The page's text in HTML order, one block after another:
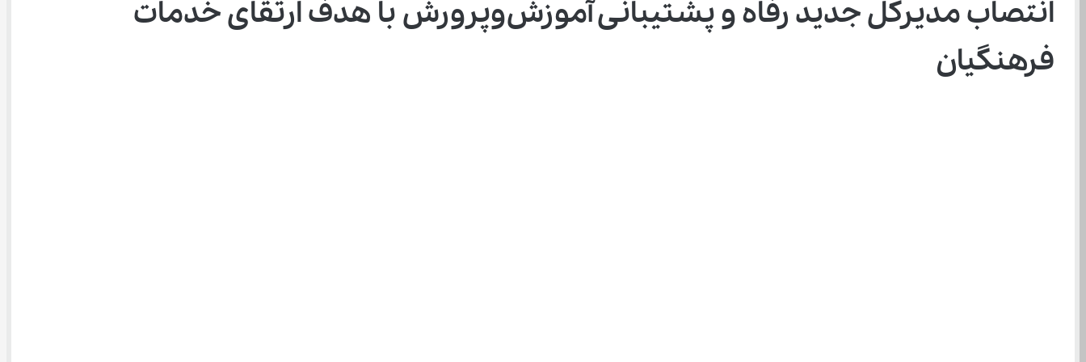
انتصاب مدیرکل جدید رفاه و پشتیبانی آموزش‌وپرورش با هدف ارتقای خدمات
فرهنگیان